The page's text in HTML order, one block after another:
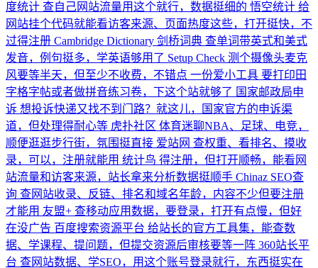
度统计 查自己网站流量用这个就行，数据挺细的 悟空统计 给
网站挂个代码就能看访客来源、页面热度这些，打开挺快，不
过得注册 Cambridge Dictionary 剑桥词典 查单词带英式和美式
发音，例句挺多，学英语够用了 Setup Check 测个摄像头麦克
风要等半天，但至少不收费，不错点 一份爱小工具 要打印田
字格字帖或者做拼音练习卷，下这个站就够了 国家邮政局申
诉 想投诉快递又找不到门路？就这儿，国家官方的申诉渠
道，但处理得耐心等 虎扑社区 体育迷聊NBA、足球、电竞，
顺便逛逛步行街，氛围挺直接 爱站网 查权重、看排名、摸收
录，可以，注册就能用 统计鸟 得注册，但打开顺畅，能看网
站流量和访客来源，站长拿来分析数据挺顺手 Chinaz SEO查
询 查网站收录、反链、排名和域名年龄，内容不少但要注册
才能用 友盟+ 查移动应用数据，要登录，打开有点慢，但好
在没广告 百度搜索资源平台 给站长的官方工具集，能查数
据、学课程、提问题，但提交资源后审核要等一阵 360站长平
台 查网站数据、学SEO，用这个账号登录就行，东西挺实在